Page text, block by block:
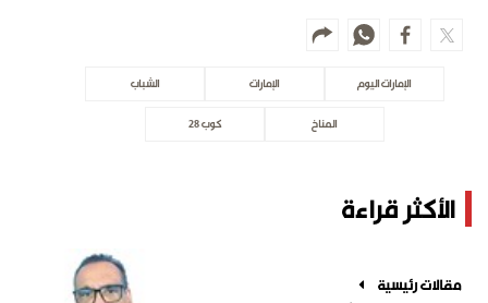
الإمارات اليوم الإمارات الشباب
المناخ كوب 28
الأكثر قراءة
مقالات رئيسية